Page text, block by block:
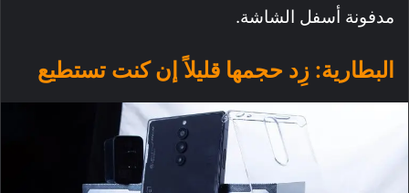
مدفونة أسفل الشاشة.
البطارية: زِد حجمها قليلاً إن كنت تستطيع